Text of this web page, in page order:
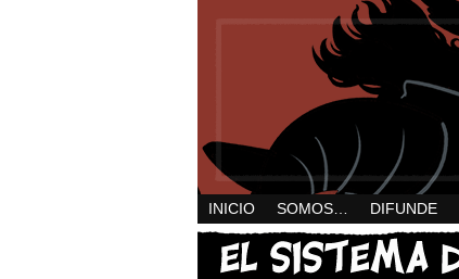
INICIO SOMOS… DIFUNDE